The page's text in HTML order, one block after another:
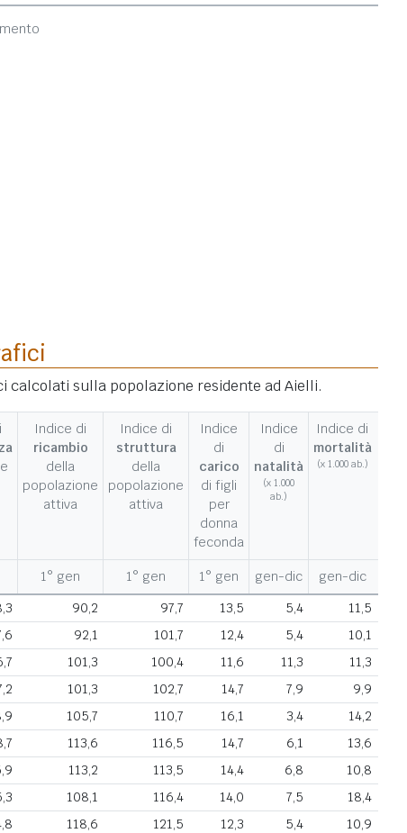
calcolati sulla popolazione residente ad Aielli.
Indice di
ricambio
della
popolazione
attiva
Indice di
struttura
della
popolazione
attiva
Indice
di
carico
di figli
per
donna
feconda
Indice
di
natalità
(x 1.000
ab.)
Indice di
mortalità
(x 1.000 ab.)
1° gen 1° gen 1° gen gen-dic
gen-dic
90,2 97,7 13,5 5,4
11,5
92,1 101,7 12,4 5,4
10,1
101,3 100,4 11,6 11,3
11,3
101,3 102,7 14,7 7,9
9,9
105,7 110,7 16,1 3,4
14,2
113,6 116,5 14,7 6,1
13,6
113,2 113,5 14,4 6,8
10,8
108,1 116,4 14,0 7,5
18,4
118,6 121,5 12,3 5,4
10,9